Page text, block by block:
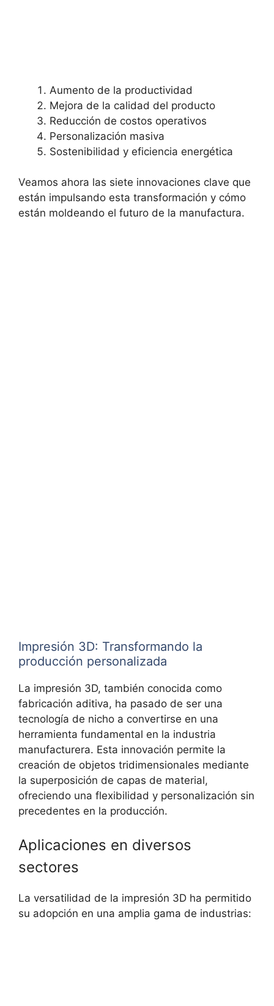
Aumento de la productividad
Mejora de la calidad del producto
Reducción de costos operativos
Personalización masiva
Sostenibilidad y eficiencia energética
Veamos ahora las siete innovaciones clave que
están impulsando esta transformación y cómo
están moldeando el futuro de la manufactura.
Impresión 3D: Transformando la
producción personalizada
La impresión 3D, también conocida como
fabricación aditiva, ha pasado de ser una
tecnología de nicho a convertirse en una
herramienta fundamental en la industria
manufacturera. Esta innovación permite la
creación de objetos tridimensionales mediante
la superposición de capas de material,
ofreciendo una flexibilidad y personalización sin
precedentes en la producción.
Aplicaciones en diversos
sectores
La versatilidad de la impresión 3D ha permitido
su adopción en una amplia gama de industrias: